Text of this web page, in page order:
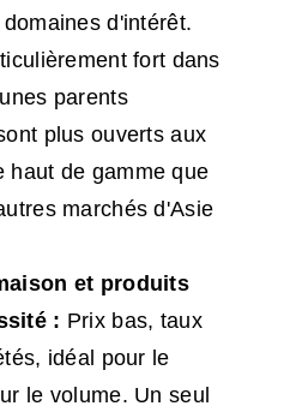
d'intérêt.
fort dans
parents
plus ouverts aux
haut de gamme que
marchés d'Asie
et produits
: Prix bas, taux
idéal pour le
le volume. Un seul